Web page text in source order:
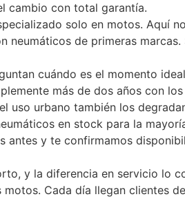
cambio con total garantía.
solo en motos. Aquí
de primeras
cuándo es el momento
más de dos años con
uso urbano también los
en stock para la
antes y te confirmamos
y la diferencia en servicio lo
Cada día llegan clientes